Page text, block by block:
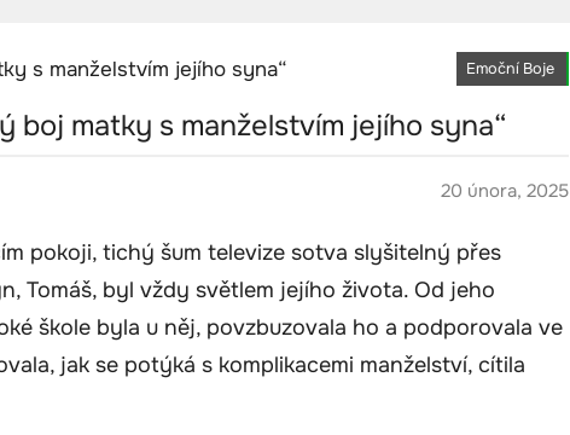
Emoční Boje
boj matky s manželstvím jejího syna“
20 února, 2025
pokoji, tichý šum televize sotva slyšitelný přes
Tomáš, byl vždy světlem jejího života. Od jeho
škole byla u něj, povzbuzovala ho a podporovala ve
jak se potýká s komplikacemi manželství, cítila